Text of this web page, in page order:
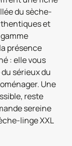
du sèche-
et
présence
: elle vous
sérieux du
Une
reste
sereine
linge XXL